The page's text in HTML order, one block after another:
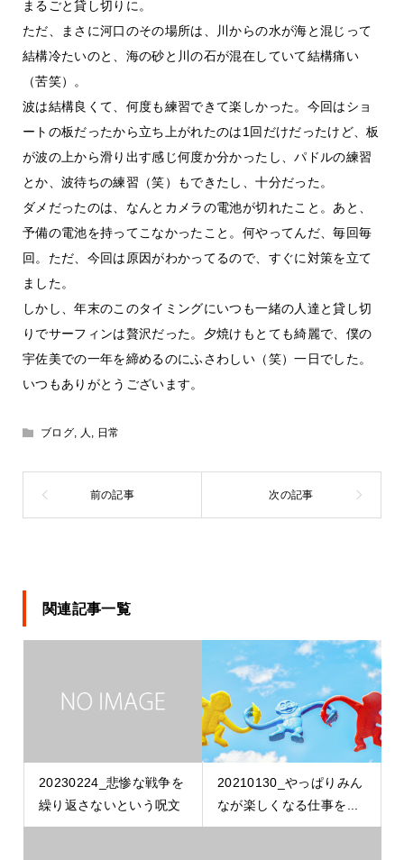
まるごと貸し切りに。
ただ、まさに河口のその場所は、川からの水が海と混じって
結構冷たいのと、海の砂と川の石が混在していて結構痛い
（苦笑）。
波は結構良くて、何度も練習できて楽しかった。今回はショ
ートの板だったから立ち上がれたのは1回だけだったけど、板
が波の上から滑り出す感じ何度か分かったし、パドルの練習
とか、波待ちの練習（笑）もできたし、十分だった。
ダメだったのは、なんとカメラの電池が切れたこと。あと、
予備の電池を持ってこなかったこと。何やってんだ、毎回毎
回。ただ、今回は原因がわかってるので、すぐに対策を立て
ました。
しかし、年末のこのタイミングにいつも一緒の人達と貸し切
りでサーフィンは贅沢だった。夕焼けもとても綺麗で、僕の
宇佐美での一年を締めるのにふさわしい（笑）一日でした。
いつもありがとうございます。
ブログ, 人 , 日常
関連記事一覧
20230224_悲惨な戦争を
繰り返さないという呪文
20210130_やっぱりみん
なが楽しくなる仕事を...